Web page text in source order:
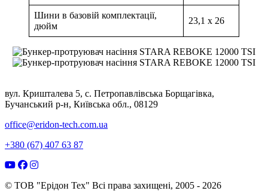
Шини в базовій комплектації,
дюйм
23,1 x 26
вул. Кришталева 5, с. Петропавлівська Борщагівка,
Бучанський р-н, Київська обл., 08129
office@eridon-tech.com.ua
+380 (67) 407 63 87
© ТОВ "Ерідон Тех" Всі права захищені, 2005 - 2026